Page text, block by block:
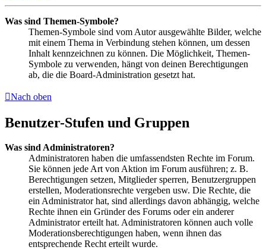
Was sind Themen-Symbole?
Themen-Symbole sind vom Autor ausgewählte Bilder, welche
mit einem Thema in Verbindung stehen können, um dessen
Inhalt kennzeichnen zu können. Die Möglichkeit, Themen-
Symbole zu verwenden, hängt von deinen Berechtigungen
ab, die die Board-Administration gesetzt hat.
Nach oben
Benutzer-Stufen und Gruppen
Was sind Administratoren?
Administratoren haben die umfassendsten Rechte im Forum.
Sie können jede Art von Aktion im Forum ausführen; z. B.
Berechtigungen setzen, Mitglieder sperren, Benutzergruppen
erstellen, Moderationsrechte vergeben usw. Die Rechte, die
ein Administrator hat, sind allerdings davon abhängig, welche
Rechte ihnen ein Gründer des Forums oder ein anderer
Administrator erteilt hat. Administratoren können auch volle
Moderationsberechtigungen haben, wenn ihnen das
entsprechende Recht erteilt wurde.